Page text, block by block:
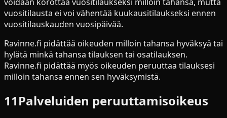
vuositilausta ei voi vähentää kuukausitilaukseksi ennen
vuositilauskauden vuosipäivää.
Ravinne.fi pidättää oikeuden milloin tahansa hyväksyä tai
hylätä minkä tahansa tilauksen tai osatilauksen.
Ravinne.fi pidättää myös oikeuden peruuttaa tilauksesi
milloin tahansa ennen sen hyväksymistä.
11Palveluiden peruuttamisoikeus